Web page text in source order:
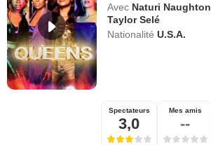
Avec Naturi Naughton
Taylor Selé
Nationalité U.S.A.
Spectateurs
3,0
Mes amis
--